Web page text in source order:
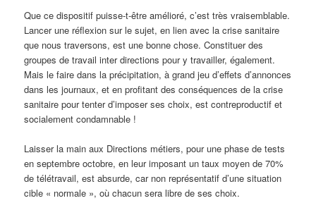
Que ce dispositif puisse-t-être amélioré, c’est très vraisemblable.
Lancer une réflexion sur le sujet, en lien avec la crise sanitaire
que nous traversons, est une bonne chose. Constituer des
groupes de travail inter directions pour y travailler, également.
Mais le faire dans la précipitation, à grand jeu d’effets d’annonces
dans les journaux, et en profitant des conséquences de la crise
sanitaire pour tenter d’imposer ses choix, est contreproductif et
socialement condamnable !
Laisser la main aux Directions métiers, pour une phase de tests
en septembre octobre, en leur imposant un taux moyen de 70%
de télétravail, est absurde, car non représentatif d’une situation
cible « normale », où chacun sera libre de ses choix.